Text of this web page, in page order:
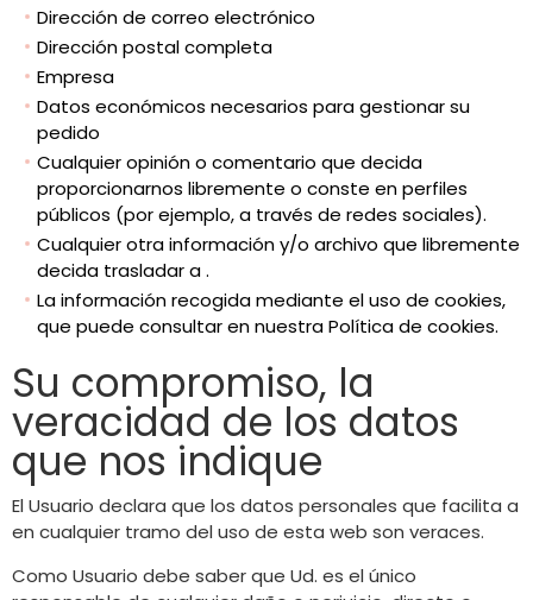
Dirección de correo electrónico
Dirección postal completa
Empresa
Datos económicos necesarios para gestionar su
pedido
Cualquier opinión o comentario que decida
proporcionarnos libremente o conste en perfiles
públicos (por ejemplo, a través de redes sociales).
Cualquier otra información y/o archivo que libremente
decida trasladar a .
La información recogida mediante el uso de cookies,
que puede consultar en nuestra Política de cookies.
Su compromiso, la
veracidad de los datos
que nos indique
El Usuario declara que los datos personales que facilita a
en cualquier tramo del uso de esta web son veraces.
Como Usuario debe saber que Ud. es el único